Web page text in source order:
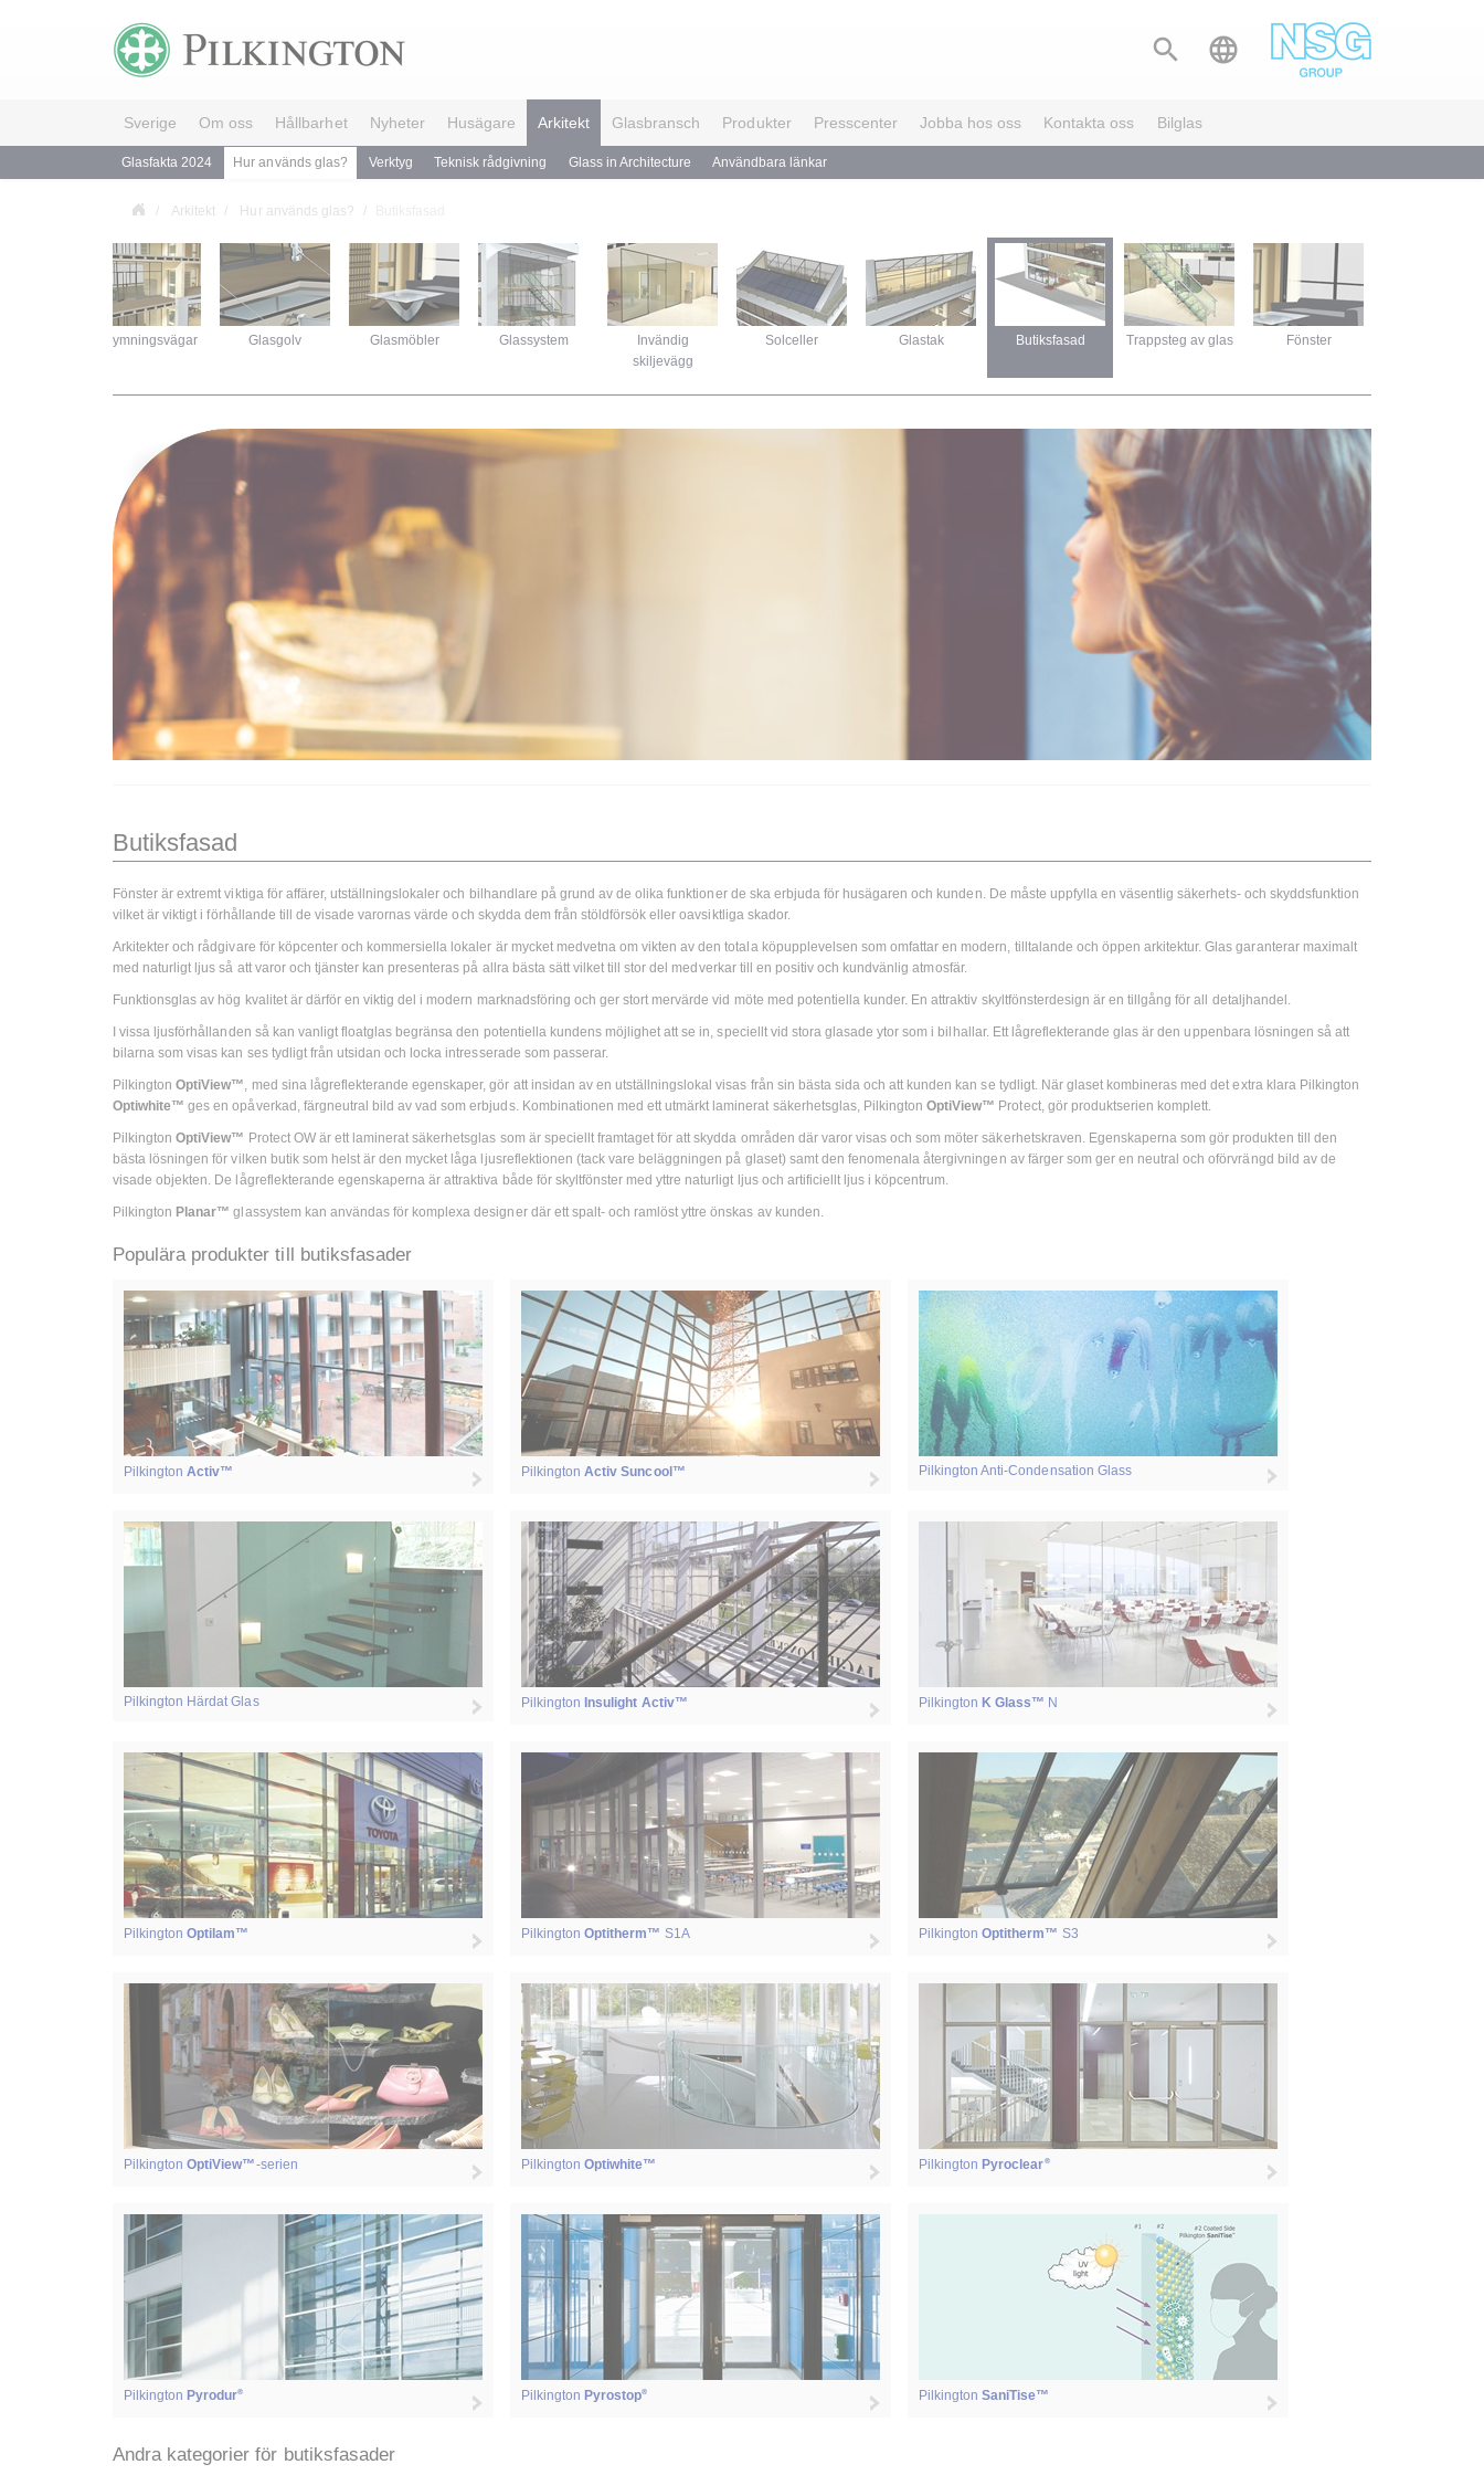
 
Sverige Om oss Hållbarhet Nyheter Husägare Arkitekt Glasbransch Produkter Presscenter Jobba hos oss Kontakta oss Bilglas
Glasfakta 2024 Hur används glas? Verktyg Teknisk rådgivning Glass in Architecture Användbara länkar
Arkitekt Hur används glas?
Utrymningsvägar Glasgolv Glasmöbler Glassystem
Invändig
skiljevägg
Solceller Glastak Butiksfasad Trappsteg av glas Fönster
Butiksfasad
Fönster är extremt viktiga för affärer, utställningslokaler och bilhandlare på grund av de olika funktioner de ska erbjuda för husägaren och kunden. De måste uppfylla en väsentlig säkerhets- och skyddsfunktion
vilket är viktigt i förhållande till de visade varornas värde och skydda dem från stöldförsök eller oavsiktliga skador.
Arkitekter och rådgivare för köpcenter och kommersiella lokaler är mycket medvetna om vikten av den totala köpupplevelsen som omfattar en modern, tilltalande och öppen arkitektur. Glas garanterar maximalt
med naturligt ljus så att varor och tjänster kan presenteras på allra bästa sätt vilket till stor del medverkar till en positiv och kundvänlig atmosfär.
Funktionsglas av hög kvalitet är därför en viktig del i modern marknadsföring och ger stort mervärde vid möte med potentiella kunder. En attraktiv skyltfönsterdesign är en tillgång för all detaljhandel.
I vissa ljusförhållanden så kan vanligt floatglas begränsa den potentiella kundens möjlighet att se in, speciellt vid stora glasade ytor som i bilhallar. Ett lågreflekterande glas är den uppenbara lösningen så att
bilarna som visas kan ses tydligt från utsidan och locka intresserade som passerar.
PilkingtonOptiView™
, med sina lågreflekterande egenskaper, gör att insidan av en utställningslokal visas från sin bästa sida och att kunden kan se tydligt. När glaset kombineras med det extra klara Pilkington
Optiwhite™ges en opåverkad, färgneutral bild av vad som erbjuds. Kombinationen med ett utmärkt laminerat säkerhetsglas, PilkingtonOptiView™ Protect, gör produktserien komplett.
PilkingtonOptiView™ Protect OW är ett laminerat säkerhetsglas som är speciellt framtaget för att skydda områden där varor visas och som möter säkerhetskraven. Egenskaperna som gör produkten till den
bästa lösningen för vilken butik som helst är den mycket låga ljusreflektionen (tack vare beläggningen på glaset) samt den fenomenala återgivningen av färger som ger en neutral och oförvrängd bild av de
visade objekten. De lågreflekterande egenskaperna är attraktiva både för skyltfönster med yttre naturligt ljus och artificiellt ljus i köpcentrum.
Pilkington Planar™glassystem kan användas för komplexa designer där ett spalt- och ramlöst yttre önskas av kunden.
Populära produkter till butiksfasader
Pilkington Activ™ Pilkington Activ Suncool™ Pilkington Anti-Condensation Glass
Pilkington Härdat Glas Pilkington Insulight Activ™ Pilkington K Glass™ N
Pilkington Optilam™ Pilkington Optitherm™ S1A Pilkington Optitherm™ S3
Pilkington OptiView™-serien Pilkington Optiwhite™ Pilkington Pyroclear®
Pilkington Pyrodur® Pilkington Pyrostop® Pilkington SaniTise™
Andra kategorier för butiksfasader